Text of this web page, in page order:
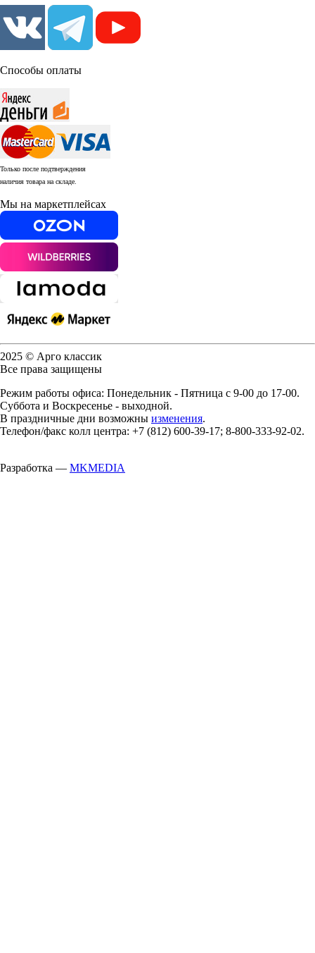
Способы оплаты
Только после подтверждения
наличия товара на складе.
Мы на маркетплейсах
2025 © Арго классик
Все права защищены
Режим работы офиса: Понедельник - Пятница с 9-00 до 17-00.
Суббота и Воскресенье - выходной.
В праздничные дни возможны изменения.
Телефон/факс колл центра: +7 (812) 600-39-17; 8-800-333-92-02.
Разработка — MKMEDIA